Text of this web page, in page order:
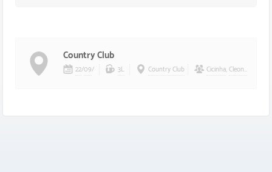
Country Club
22/09/ 3L Country Club Cicinha Cleoncio